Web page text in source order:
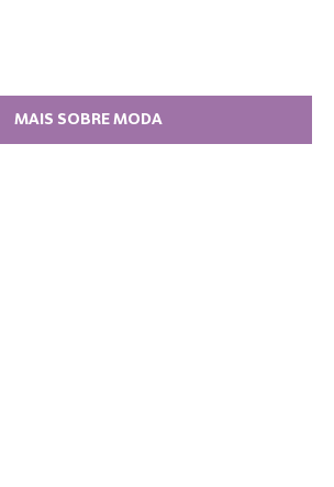
MAIS SOBRE MODA